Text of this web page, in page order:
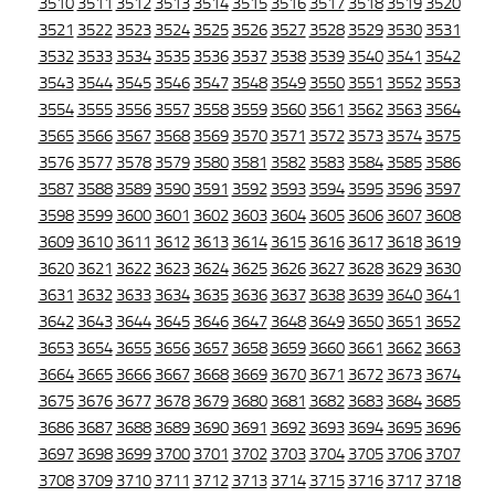
3521 3522 3523 3524 3525 3526 3527 3528 3529 3530 3531
3532 3533 3534 3535 3536 3537 3538 3539 3540 3541 3542
3543 3544 3545 3546 3547 3548 3549 3550 3551 3552 3553
3554 3555 3556 3557 3558 3559 3560 3561 3562 3563 3564
3565 3566 3567 3568 3569 3570 3571 3572 3573 3574 3575
3576 3577 3578 3579 3580 3581 3582 3583 3584 3585 3586
3587 3588 3589 3590 3591 3592 3593 3594 3595 3596 3597
3598 3599 3600 3601 3602 3603 3604 3605 3606 3607 3608
3609 3610 3611 3612 3613 3614 3615 3616 3617 3618 3619
3620 3621 3622 3623 3624 3625 3626 3627 3628 3629 3630
3631 3632 3633 3634 3635 3636 3637 3638 3639 3640 3641
3642 3643 3644 3645 3646 3647 3648 3649 3650 3651 3652
3653 3654 3655 3656 3657 3658 3659 3660 3661 3662 3663
3664 3665 3666 3667 3668 3669 3670 3671 3672 3673 3674
3675 3676 3677 3678 3679 3680 3681 3682 3683 3684 3685
3686 3687 3688 3689 3690 3691 3692 3693 3694 3695 3696
3697 3698 3699 3700 3701 3702 3703 3704 3705 3706 3707
3708 3709 3710 3711 3712 3713 3714 3715 3716 3717 3718